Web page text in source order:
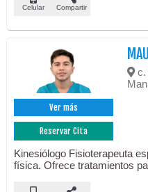
Celular Compartir
Ver más
Reservar Cita
c.
Kinesiólogo Fisioterapeuta
física. Ofrece tratamientos